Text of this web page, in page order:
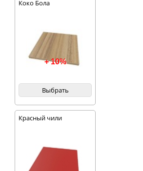
Коко Бола
+ 10%
Выбрать
Красный чили